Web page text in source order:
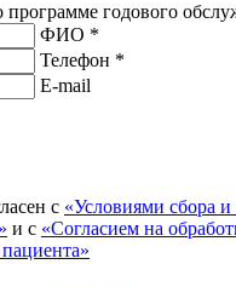
программе годового
ФИО *
Телефон *
E-mail
с «Условиями сбора и
и с «Согласием на